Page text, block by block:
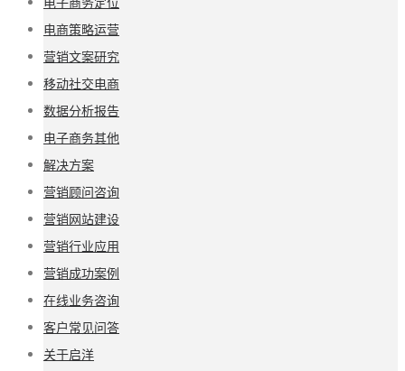
电商策略运营
营销文案研究
移动社交电商
数据分析报告
电子商务其他
解决方案
营销顾问咨询
营销网站建设
营销行业应用
营销成功案例
在线业务咨询
客户常见问答
关于启洋